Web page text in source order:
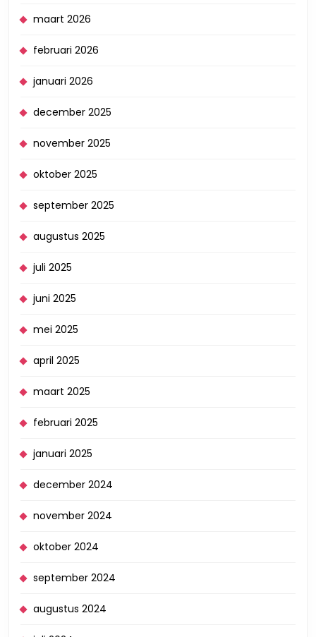
maart 2026
februari 2026
januari 2026
december 2025
november 2025
oktober 2025
september 2025
augustus 2025
juli 2025
juni 2025
mei 2025
april 2025
maart 2025
februari 2025
januari 2025
december 2024
november 2024
oktober 2024
september 2024
augustus 2024